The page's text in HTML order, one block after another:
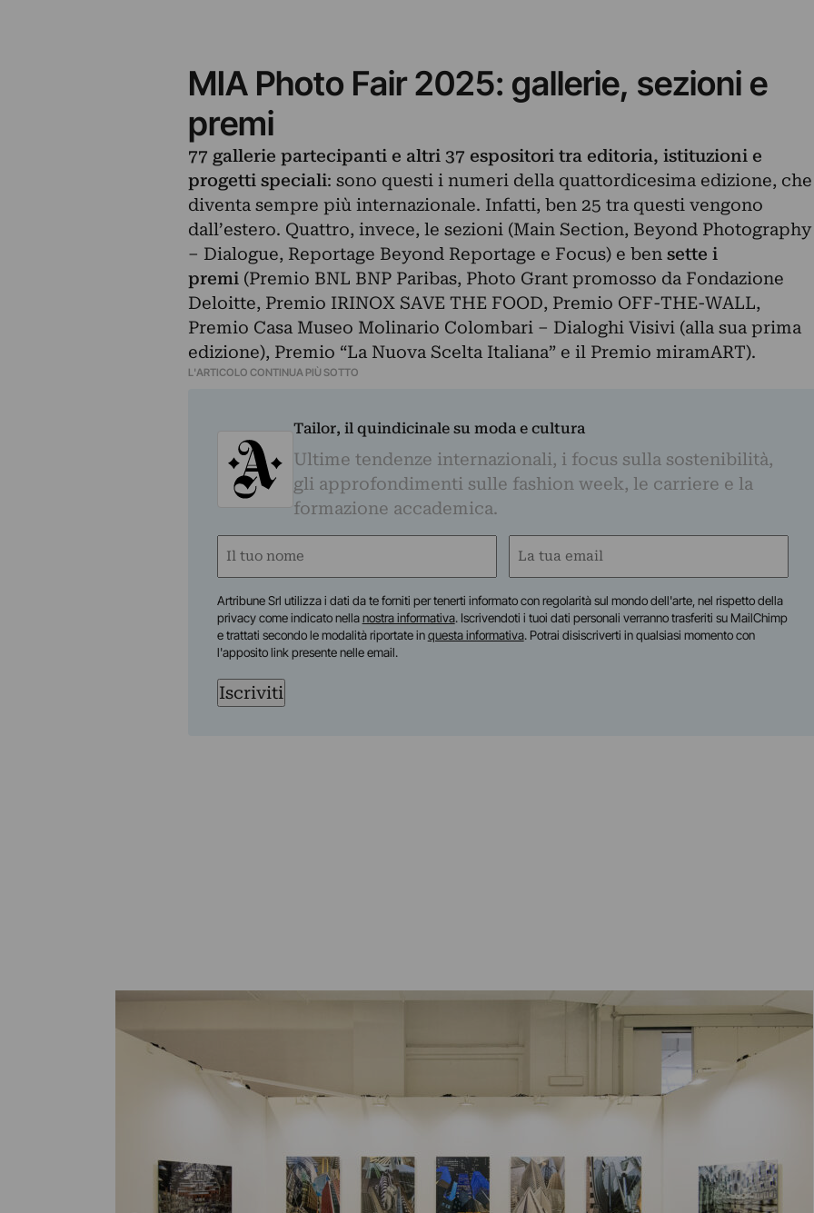
MIA Photo Fair 2025: gallerie, sezioni e
premi
77 gallerie partecipanti e altri 37 espositori tra editoria, istituzioni e
progetti speciali: sono questi i numeri della quattordicesima edizione, che
diventa sempre più internazionale. Infatti, ben 25 tra questi vengono
dall’estero. Quattro, invece, le sezioni (Main Section, Beyond Photography
– Dialogue, Reportage Beyond Reportage e Focus) e ben sette i
premi(Premio BNL BNP Paribas, Photo Grant promosso da Fondazione
Deloitte, Premio IRINOX SAVE THE FOOD, Premio OFF-THE-WALL,
Premio Casa Museo Molinario Colombari – Dialoghi Visivi (alla sua prima
edizione), Premio “La Nuova Scelta Italiana” e il Premio miramART).
L'ARTICOLO CONTINUA PIÙ SOTTO
Tailor, il quindicinale su moda e cultura
Ultime tendenze internazionali, i focus sulla sostenibilità,
gli approfondimenti sulle fashion week, le carriere e la
formazione accademica.
Nome
Email
Artribune Srl utilizza i dati da te forniti per tenerti informato con regolarità sul mondo dell'arte, nel rispetto della
privacy come indicato nellanostra informativa. Iscrivendoti i tuoi dati personali verranno trasferiti su MailChimp
e trattati secondo le modalità riportate inquesta informativa. Potrai disiscriverti in qualsiasi momento con
l'apposito link presente nelle email.
Iscriviti